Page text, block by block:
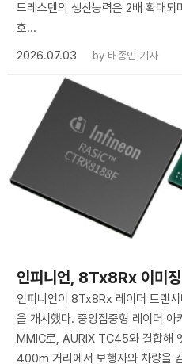
드레스덴의 생산능력은 2배 확대
호...
2026.07.03
by 배종인 기자
인피니언, 8Tx8Rx 이미
인피니언이 8Tx8Rx 레이더 트랜
을 개시했다. 중앙집중형 레이더 아
MMIC로, AURIX TC45와 결합해
400m 거리에서 보행자와 차량을